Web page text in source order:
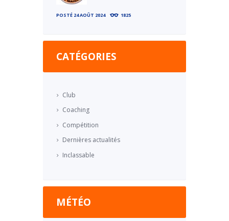
POSTÉ 24 AOÛT 2024 1825
CATÉGORIES
Club
Coaching
Compétition
Dernières actualités
Inclassable
MÉTÉO